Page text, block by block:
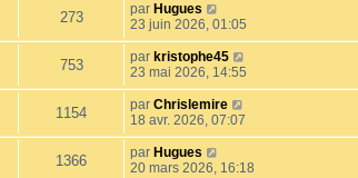
273 par Hugues
23 juin 2026, 01:05
753 par kristophe45
23 mai 2026, 14:55
1154 par Chrislemire
18 avr. 2026, 07:07
1366 par Hugues
20 mars 2026, 16:18